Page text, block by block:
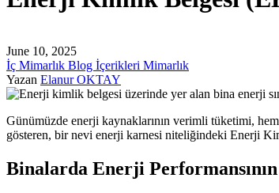
June 10, 2025
İç Mimarlık Blog İçerikleri Mimarlık
Yazan Elanur OKTAY
Günümüzde enerji kaynaklarının verimli tüketimi,
gösteren, bir nevi enerji karnesi niteliğindeki Enerji
Binalarda Enerji